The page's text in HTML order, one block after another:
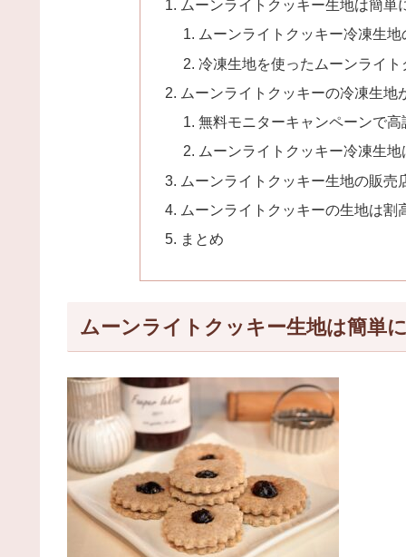
ムーンライトクッキー生地は簡単
ムーンライトクッキー冷凍生
冷凍生地を使ったムーンライ
ムーンライトクッキーの冷凍生地
無料モニターキャンペーンで高
ムーンライトクッキー冷凍生
ムーンライトクッキー生地の販売
ムーンライトクッキーの生地は割
まとめ
ムーンライトクッキー生地は簡単